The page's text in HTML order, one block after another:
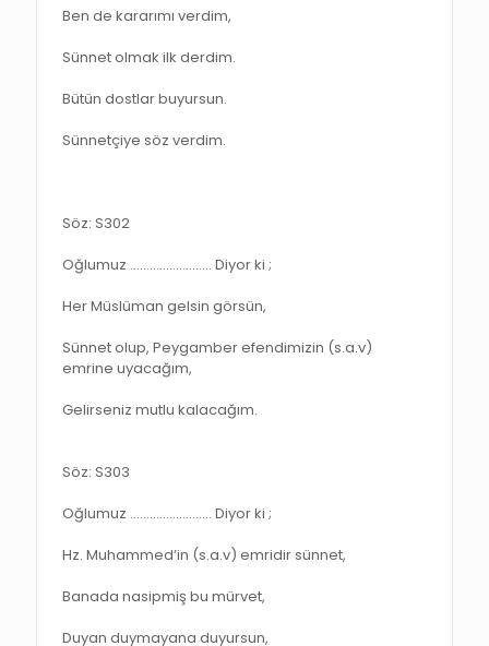
Ben de kararımı verdim,
Sünnet olmak ilk derdim.
Bütün dostlar buyursun.
Sünnetçiye söz verdim.
Söz: S302
Oğlumuz ……………………. Diyor ki ;
Her Müslüman gelsin görsün,
Sünnet olup, Peygamber efendimizin (s.a.v)
emrine uyacağım,
Gelirseniz mutlu kalacağım.
Söz: S303
Oğlumuz ……………………. Diyor ki ;
Hz. Muhammed’in (s.a.v) emridir sünnet,
Banada nasipmiş bu mürvet,
Duyan duymayana duyursun,